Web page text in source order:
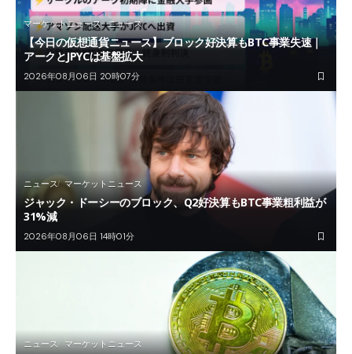
マーケットニュース ニュース
【今日の仮想通貨ニュース】ブロック好決算もBTC事業失速｜
アークとJPYCは基盤拡大
2026年08月06日 20時07分
ニュース マーケットニュース
ジャック・ドーシーのブロック、Q2好決算もBTC事業粗利益が
31%減
2026年08月06日 14時01分
ニュース マーケットニュース